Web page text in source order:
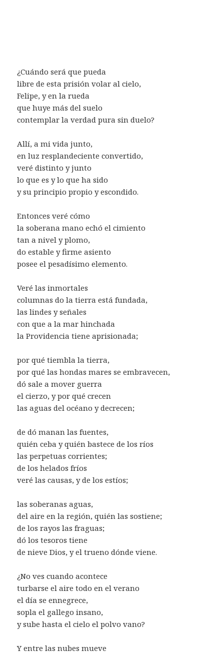
¿Cuándo será que pueda
libre de esta prisión volar al cielo,
Felipe, y en la rueda
que huye más del suelo
contemplar la verdad pura sin duelo?
Allí, a mi vida junto,
en luz resplandeciente convertido,
veré distinto y junto
lo que es y lo que ha sido
y su principio propio y escondido.
Entonces veré cómo
la soberana mano echó el cimiento
tan a nivel y plomo,
do estable y firme asiento
posee el pesadísimo elemento.
Veré las inmortales
columnas do la tierra está fundada,
las lindes y señales
con que a la mar hinchada
la Providencia tiene aprisionada;
por qué tiembla la tierra,
por qué las hondas mares se embravecen,
dó sale a mover guerra
el cierzo, y por qué crecen
las aguas del océano y decrecen;
de dó manan las fuentes,
quién ceba y quién bastece de los ríos
las perpetuas corrientes;
de los helados fríos
veré las causas, y de los estíos;
las soberanas aguas,
del aire en la región, quién las sostiene;
de los rayos las fraguas;
dó los tesoros tiene
de nieve Dios, y el trueno dónde viene.
¿No ves cuando acontece
turbarse el aire todo en el verano
el día se ennegrece,
sopla el gallego insano,
y sube hasta el cielo el polvo vano?
Y entre las nubes mueve